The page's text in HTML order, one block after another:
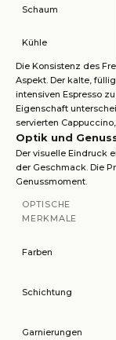
Schaum
Kühle
Die Konsistenz des
Aspekt. Der kalte,
intensiven Espresso
Eigenschaft
servierten
Optik und
Der visuelle Eindruck
der Geschmack. Die
Genussmoment.
OPTISCHE
MERKMALE
Farben
Schichtung
Garnierungen